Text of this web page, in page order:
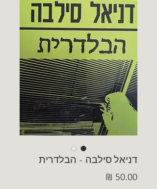
דניאל סילבה - הבלדרית